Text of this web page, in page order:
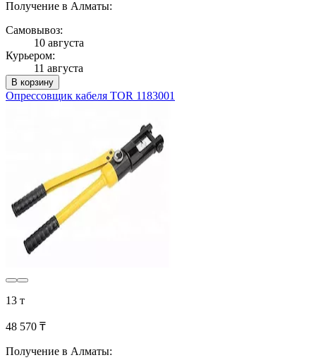
Получение в Алматы:
Самовывоз:
10 августа
Курьером:
11 августа
В корзину
Опрессовщик кабеля TOR 1183001
13 т
48 570 ₸
Получение в Алматы: